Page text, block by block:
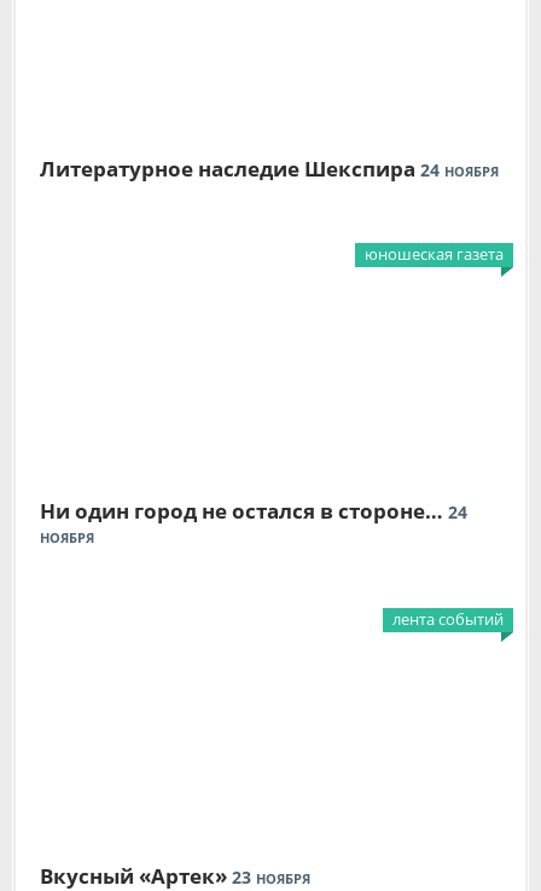
Литературное наследие Шекспира 24 НОЯБРЯ
юношеская газета
Ни один город не остался в стороне… 24
НОЯБРЯ
лента событий
Вкусный «Артек» 23 НОЯБРЯ